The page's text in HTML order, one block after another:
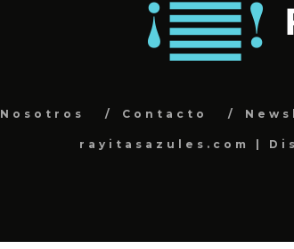
Nosotros Contacto
rayitasazules.com |